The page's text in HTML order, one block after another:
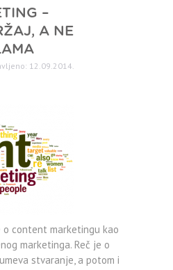
–
A NE
12.09.2014.
o content marketingu kao
marketinga. Reč je o
stvaranje, a potom i